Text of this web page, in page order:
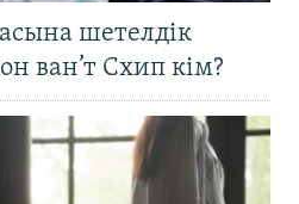
шетелдік
ван’т Схип кім?